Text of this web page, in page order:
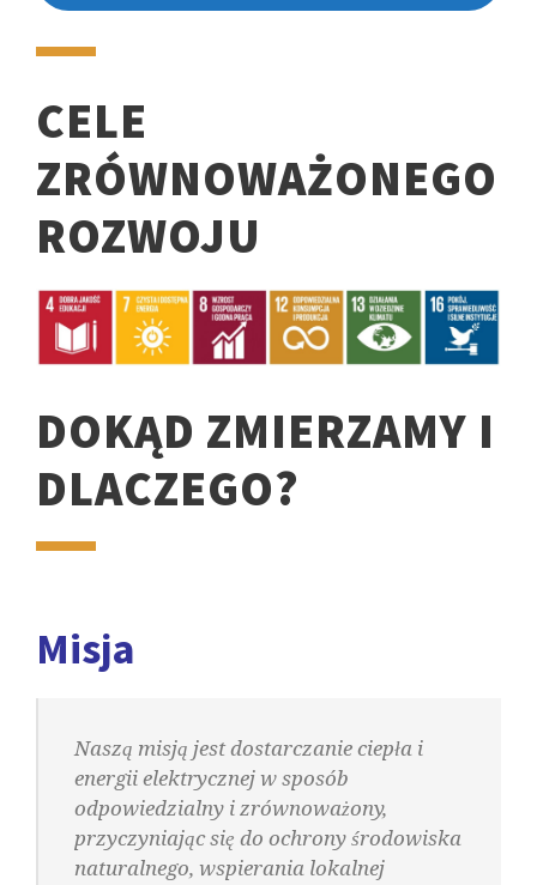
CELE
ZRÓWNOWAŻONEGO
ROZWOJU
DOKĄD ZMIERZAMY I
DLACZEGO?
Misja
Naszą misją jest dostarczanie ciepła i
energii elektrycznej w sposób
odpowiedzialny i zrównoważony,
przyczyniając się do ochrony środowiska
naturalnego, wspierania lokalnej